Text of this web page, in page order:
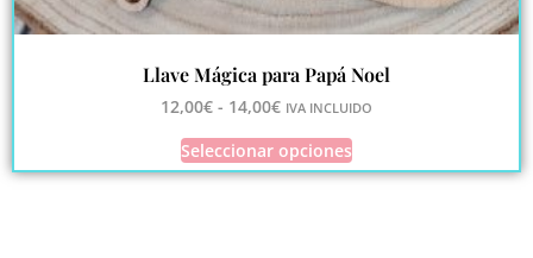
Llave Mágica para Papá Noel
12,00€ - 14,00€ IVA INCLUIDO
Seleccionar opciones